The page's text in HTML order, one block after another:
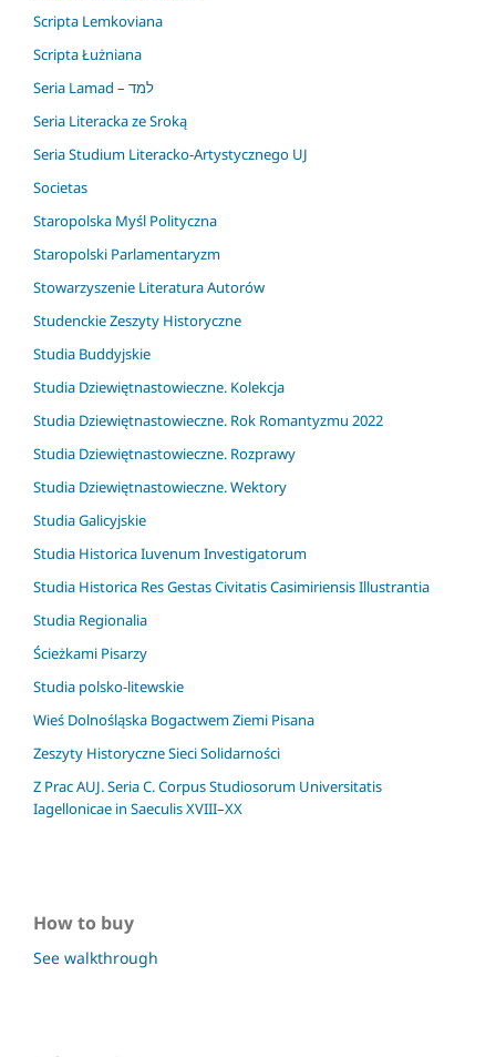
Scripta Lemkoviana
Scripta Łużniana
Seria Lamad – למד
Seria Literacka ze Sroką
Seria Studium Literacko-Artystycznego UJ
Societas
Staropolska Myśl Polityczna
Staropolski Parlamentaryzm
Stowarzyszenie Literatura Autorów
Studenckie Zeszyty Historyczne
Studia Buddyjskie
Studia Dziewiętnastowieczne. Kolekcja
Studia Dziewiętnastowieczne. Rok Romantyzmu 2022
Studia Dziewiętnastowieczne. Rozprawy
Studia Dziewiętnastowieczne. Wektory
Studia Galicyjskie
Studia Historica Iuvenum Investigatorum
Studia Historica Res Gestas Civitatis Casimiriensis Illustrantia
Studia Regionalia
Ścieżkami Pisarzy
Studia polsko-litewskie
Wieś Dolnośląska Bogactwem Ziemi Pisana
Zeszyty Historyczne Sieci Solidarności
Z Prac AUJ. Seria C. Corpus Studiosorum Universitatis
Iagellonicae in Saeculis XVIII–XX
How to buy
See walkthrough